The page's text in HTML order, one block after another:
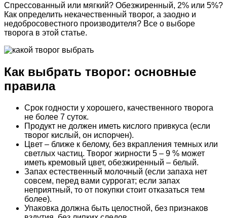
Спрессованный или мягкий? Обезжиренный, 2% или 5%?
Как определить некачественный творог, а заодно и
недобросовестного производителя? Все о выборе
творога в этой статье.
Как выбрать творог: основные
правила
Срок годности у хорошего, качественного творога
не более 7 суток.
Продукт не должен иметь кислого привкуса (если
творог кислый, он испорчен).
Цвет – ближе к белому, без вкрапления темных или
светлых частиц. Творог жирности 5 – 9 % может
иметь кремовый цвет, обезжиренный – белый.
Запах естественный молочный (если запаха нет
совсем, перед вами суррогат; если запах
неприятный, то от покупки стоит отказаться тем
более).
Упаковка должна быть целостной, без признаков